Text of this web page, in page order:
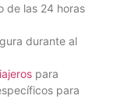
de las 24 horas
durante al
para
para